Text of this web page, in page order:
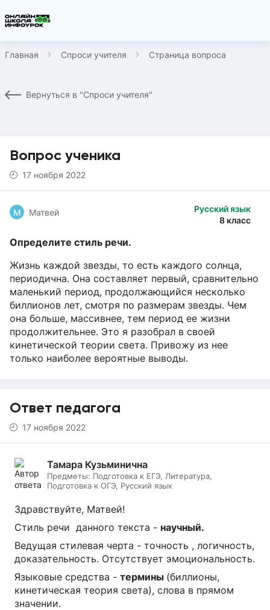
Главная Спроси учителя Страница вопроса
Вернуться в "Спроси учителя"
Вопрос ученика
17 ноября 2022
Русский язык
8 класс
М Матвей
Определите стиль речи.
Жизнь каждой звезды, то есть каждого солнца,
периодична. Она составляет первый, сравнительно
маленький период, продолжающийся несколько
биллионов лет, смотря по размерам звезды. Чем
она больше, массивнее, тем период ее жизни
продолжительнее. Это я разобрал в своей
кинетической теории света. Привожу из нее
только наиболее вероятные выводы.
Ответ педагога
17 ноября 2022
Тамара Кузьминична
Предметы: Подготовка к ЕГЭ, Литература,
Подготовка к ОГЭ, Русский язык
Здравствуйте, Матвей!
Стиль речи данного текста - научный.
Ведущая стилевая черта - точность , логичность,
доказательность. Отсутствует эмоциональность.
Языковые средства - термины (биллионы,
кинетическая теория света), слова в прямом
значении.